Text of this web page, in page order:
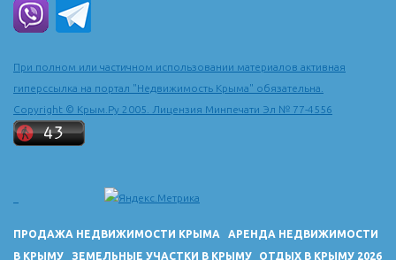
При полном или частичном использовании материалов активная
гиперссылка на портал "Недвижимость Крыма" обязательна.
Copyright © Крым.Ру 2005. Лицензия Минпечати Эл № 77-4556
ПРОДАЖА НЕДВИЖИМОСТИ КРЫМА
АРЕНДА НЕДВИЖИМОСТИ
В КРЫМУ
ЗЕМЕЛЬНЫЕ УЧАСТКИ В КРЫМУ ОТДЫХ В КРЫМУ 2026